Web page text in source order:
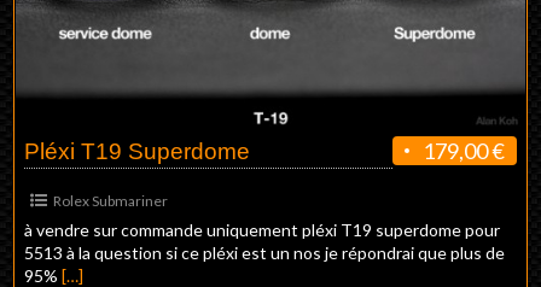
179,00 €
Pléxi T19 Superdome
Rolex Submariner
à vendre sur commande uniquement pléxi T19 superdome pour
5513 à la question si ce pléxi est un nos je répondrai que plus de
95% […]